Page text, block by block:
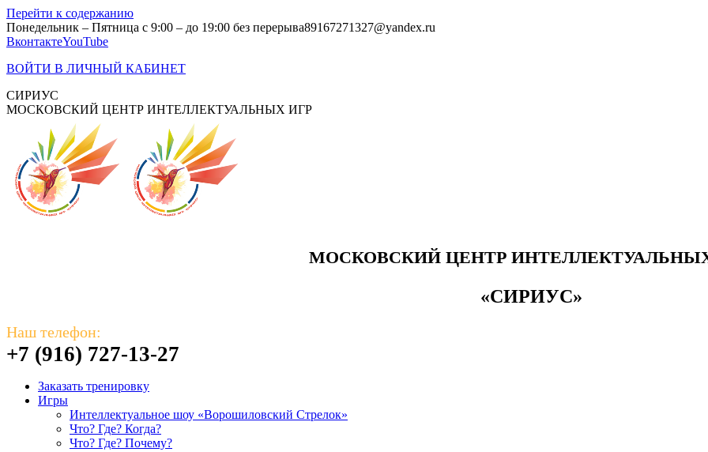
Перейти к содержанию
Понедельник – Пятница с 9:00 – до 19:00 без перерыва89167271327@yandex.ru
ВконтактеYouTube
ВОЙТИ В ЛИЧНЫЙ КАБИНЕТ
СИРИУС
МОСКОВСКИЙ ЦЕНТР ИНТЕЛЛЕКТУАЛЬНЫХ ИГР
МОСКОВСКИЙ ЦЕНТР
«СИРИУС»
Наш телефон:
+7 (916) 727-13-27
Заказать тренировку
Игры
Интеллектуальное шоу «Ворошиловский Стрелок»
Что? Где? Когда?
Что? Где? Почему?